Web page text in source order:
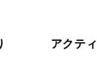
アクテ